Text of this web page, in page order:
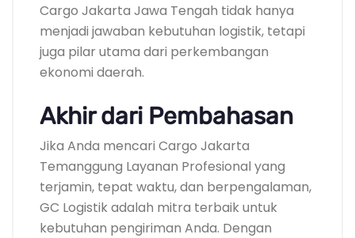
Cargo Jakarta Jawa Tengah tidak hanya
menjadi jawaban kebutuhan logistik, tetapi
juga pilar utama dari perkembangan
ekonomi daerah.
Akhir dari Pembahasan
Jika Anda mencari Cargo Jakarta
Temanggung Layanan Profesional yang
terjamin, tepat waktu, dan berpengalaman,
GC Logistik adalah mitra terbaik untuk
kebutuhan pengiriman Anda. Dengan